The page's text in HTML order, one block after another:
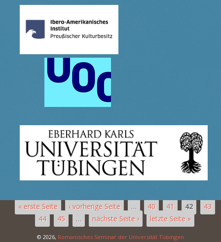
« erste Seite ‹ vorherige Seite … 40 41 42
43
44
45 … nächste Seite › letzte Seite »
© 2026, Romanisches Seminar der Universität Tübingen